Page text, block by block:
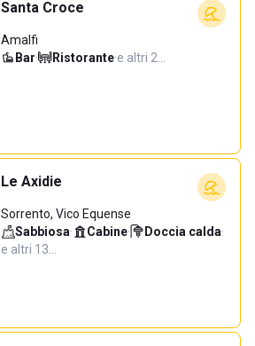
Santa Croce
Amalfi
Bar· Ristorante·e altri 2…
Le Axidie
Sorrento, Vico Equense
Sabbiosa· Cabine· Doccia calda·
e altri 13…